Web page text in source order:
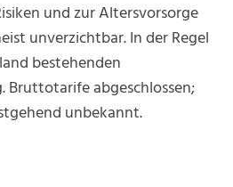
und zur Altersvorsorge
unverzichtbar. In der Regel
bestehenden
Bruttotarife abgeschlossen;
unbekannt.